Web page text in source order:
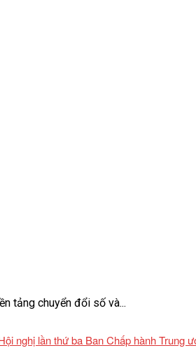
tảng chuyển đổi số và...
nghị lần thứ ba Ban Chấp hành Trung